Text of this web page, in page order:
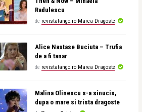
Radulescu
de revistatango.ro Marea Dragoste
Alice Nastase Buciuta – Trufia
de a fi tanar
de revistatango.ro Marea Dragoste
Malina Olinescu s-a sinucis,
dupa o mare si trista dragoste